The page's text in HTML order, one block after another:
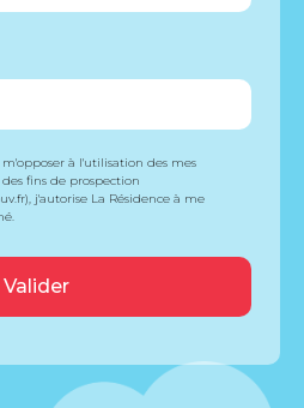
à l'utilisation des mes
fins de prospection
j'autorise La Résidence à me